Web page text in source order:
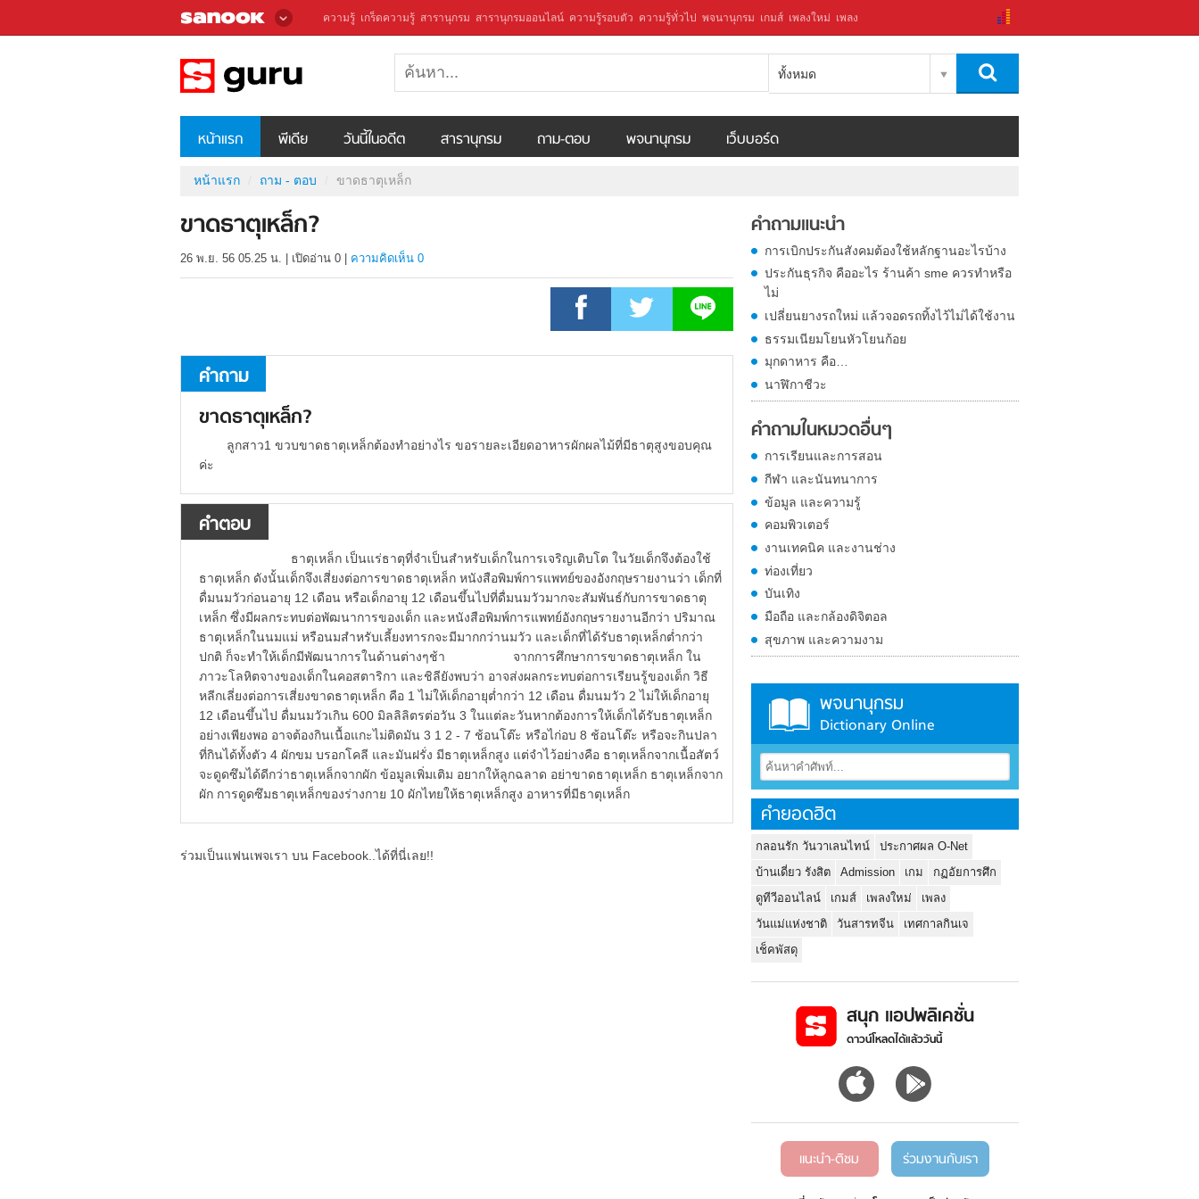
ความรู้ เกร็ดความรู้ สารานุกรม สารานุกรมออนไลน์ ความรู้รอบตัว ความรู้ทั่วไป พจนานุกรม เกมส์ เพลงใหม่ เพลง
ทั้งหมด
หน้าแรก พีเดีย วันนี้ในอดีต สารานุกรม ถาม-ตอบ พจนานุกรม เว็บบอร์ด
หน้าแรก ถาม - ตอบ ขาดธาตุเหล็ก
ขาดธาตุเหล็ก?
26 พ.ย. 56 05.25 น. เปิดอ่าน 0 ความคิดเห็น 0
คำถาม
ขาดธาตุเหล็ก?
ลูกสาว1 ขวบขาดธาตุเหล็กต้องทำอย่างไร ขอรายละเอียดอาหารผักผลไม้ที่มีธาตุสูงขอบคุณ
ค่ะ
คำตอบ
ธาตุเหล็ก เป็นแร่ธาตุที่จำเป็นสำหรับเด็กในการเจริญเติบโต ในวัยเด็กจึงต้องใช้
ธาตุเหล็ก ดังนั้นเด็กจึงเสี่ยงต่อการขาดธาตุเหล็ก หนังสือพิมพ์การแพทย์ของอังกฤษรายงานว่า เด็กที่
ดื่มนมวัวก่อนอายุ 12 เดือน หรือเด็กอายุ 12 เดือนขึ้นไปที่ดื่มนมวัวมากจะสัมพันธ์กับการขาดธาตุ
เหล็ก ซึ่งมีผลกระทบต่อพัฒนาการของเด็ก และหนังสือพิมพ์การแพทย์อังกฤษรายงานอีกว่า ปริมาณ
ธาตุเหล็กในนมแม่ หรือนมสำหรับเลี้ยงทารกจะมีมากกว่านมวัว และเด็กที่ได้รับธาตุเหล็กต่ำกว่า
ปกติ ก็จะทำให้เด็กมีพัฒนาการในด้านต่างๆช้า จากการศึกษาการขาดธาตุเหล็ก ใน
ภาวะโลหิตจางของเด็กในคอสตาริกา และชิลียังพบว่า อาจส่งผลกระทบต่อการเรียนรู้ของเด็ก วิธี
หลีกเลี่ยงต่อการเสี่ยงขาดธาตุเหล็ก คือ 1 ไม่ให้เด็กอายุต่ำกว่า 12 เดือน ดื่มนมวัว 2 ไม่ให้เด็กอายุ
12 เดือนขึ้นไป ดื่มนมวัวเกิน 600 มิลลิลิตรต่อวัน 3 ในแต่ละวันหากต้องการให้เด็กได้รับธาตุเหล็ก
อย่างเพียงพอ อาจต้องกินเนื้อแกะไม่ติดมัน 3 1 2 - 7 ช้อนโต๊ะ หรือไก่อบ 8 ช้อนโต๊ะ หรือจะกินปลา
ที่กินได้ทั้งตัว 4 ผักขม บรอกโคลี และมันฝรั่ง มีธาตุเหล็กสูง แต่จำไว้อย่างคือ ธาตุเหล็กจากเนื้อสัตว์
จะดูดซึมได้ดีกว่าธาตุเหล็กจากผัก ข้อมูลเพิ่มเติม อยากให้ลูกฉลาด อย่าขาดธาตุเหล็ก ธาตุเหล็กจาก
ผัก การดูดซึมธาตุเหล็กของร่างกาย 10 ผักไทยให้ธาตุเหล็กสูง อาหารที่มีธาตุเหล็ก
ร่วมเป็นแฟนเพจเรา บน Facebook..ได้ที่นี่เลย!!
คำถามแนะนำ
การเบิกประกันสังคมต้องใช้หลักฐานอะไรบ้าง
ประกันธุรกิจ คืออะไร ร้านค้า sme ควรทำหรือ
ไม่
เปลี่ยนยางรถใหม่ แล้วจอดรถทิ้งไว้ไม่ได้ใช้งาน
ธรรมเนียมโยนหัวโยนก้อย
มุกดาหาร คือ…
นาฬิกาชีวะ
คำถามในหมวดอื่นๆ
การเรียนและการสอน
กีฬา และนันทนาการ
ข้อมูล และความรู้
คอมพิวเตอร์
งานเทคนิค และงานช่าง
ท่องเที่ยว
บันเทิง
มือถือ และกล้องดิจิตอล
สุขภาพ และความงาม
พจนานุกรม
Dictionary Online
คำยอดฮิต
กลอนรัก วันวาเลนไทน์
ประกาศผล O-Net
บ้านเดี่ยว รังสิต
Admission เกม
กฏอัยการศึก
ดูทีวีออนไลน์
เกมส์ เพลงใหม่
เพลง
วันแม่แห่งชาติ
วันสารทจีน
เทศกาลกินเจ
เช็คพัสดุ
สนุก แอปพลิเคชั่น
ดาวน์โหลดได้แล้ววันนี้
แนะนำ-ติชม ร่วมงานกับเรา